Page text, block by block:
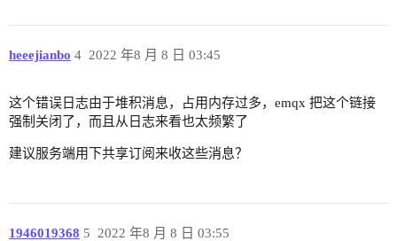
heeejianbo 2022 年8 月 8 日 03:45
4
这个错误日志由于堆积消息，占用内存过多，emqx 把这个链接
强制关闭了，而且从日志来看也太频繁了
建议服务端用下共享订阅来收这些消息？
1946019368 2022 年8 月 8 日 03:55
5